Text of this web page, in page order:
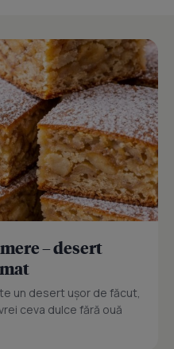
– desert
un desert ușor de făcut,
ceva dulce fără ouă